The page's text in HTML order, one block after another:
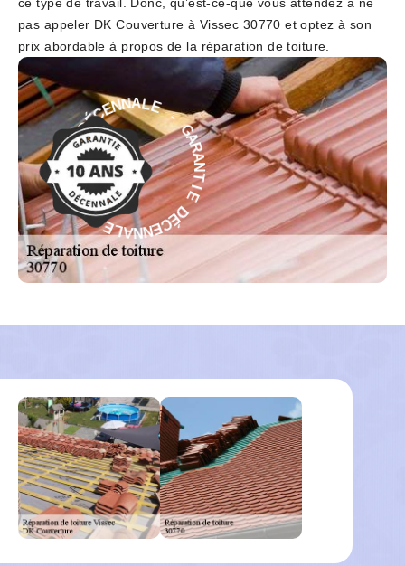
ce type de travail. Donc, qu’est-ce-que vous attendez à ne
pas appeler DK Couverture à Vissec 30770 et optez à son
prix abordable à propos de la réparation de toiture.
G
A
R
A
N
T
I
E
D
É
C
E
N
NALE - GAR
A
N
T
I
E
D
É
C
E
N
N
A
L
E
-